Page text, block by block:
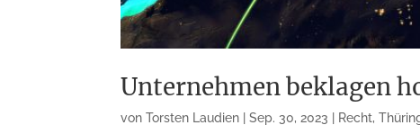
Unternehmen beklagen
vonTorsten Laudien |Sep. 30, 2023 | Recht,